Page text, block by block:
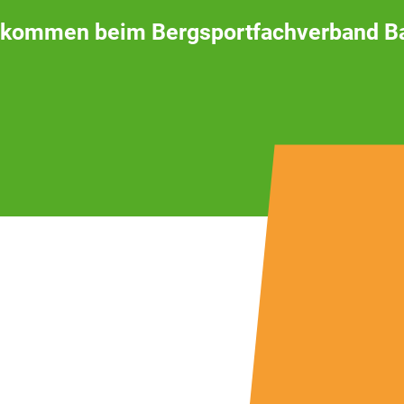
beim Bergsportfachverband